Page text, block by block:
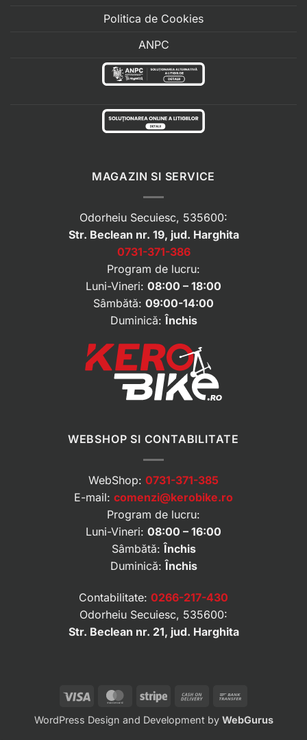
Politica de Cookies
ANPC
MAGAZIN SI SERVICE
Odorheiu Secuiesc, 535600:
Str. Beclean nr. 19, jud. Harghita
0731-371-386
Program de lucru:
Luni-Vineri: 08:00 – 18:00
Sâmbătă: 09:00-14:00
Duminică:Închis
WEBSHOP SI CONTABILITATE
WebShop: 0731-371-385
E-mail: comenzi@kerobike.ro
Program de lucru:
Luni-Vineri: 08:00 – 16:00
Sâmbătă: Închis
Duminică: Închis
Contabilitate: 0266-217-430
Odorheiu Secuiesc, 535600:
Str. Beclean nr. 21, jud. Harghita
Visa MasterCard
Stripe
Cash
Delivery
WordPress Design and Development by WebGurus